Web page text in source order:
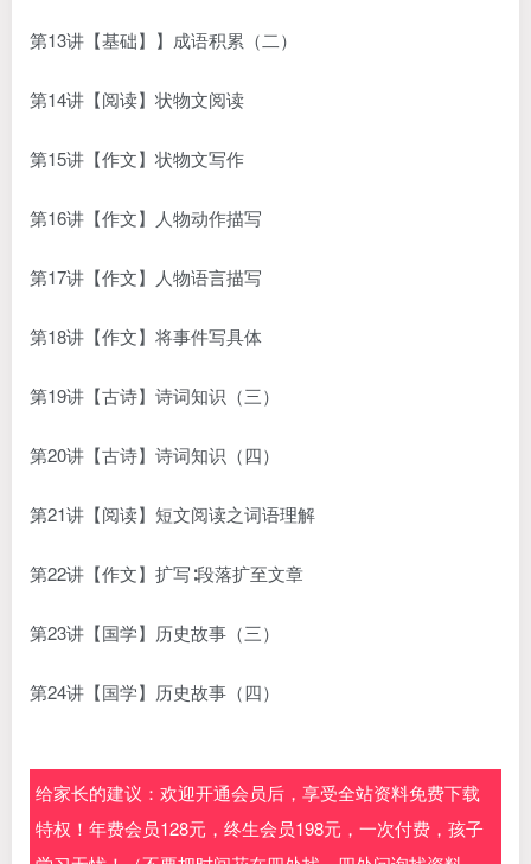
第13讲【基础】】成语积累（二）
第14讲【阅读】状物文阅读
第15讲【作文】状物文写作
第16讲【作文】人物动作描写
第17讲【作文】人物语言描写
第18讲【作文】将事件写具体
第19讲【古诗】诗词知识（三）
第20讲【古诗】诗词知识（四）
第21讲【阅读】短文阅读之词语理解
第22讲【作文】扩写∶段落扩至文章
第23讲【国学】历史故事（三）
第24讲【国学】历史故事（四）
给家长的建议：欢迎开通会员后，享受全站资料免费下载
特权！年费会员128元，终生会员198元，一次付费，孩子